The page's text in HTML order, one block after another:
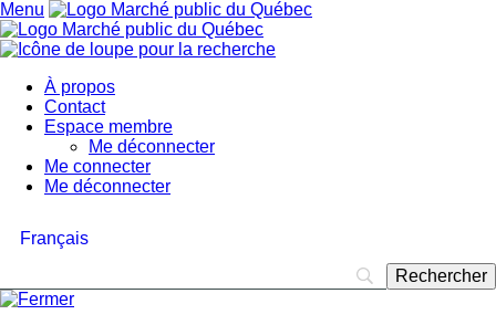
Menu
À propos
Contact
Espace membre
Me déconnecter
Me connecter
Me déconnecter
Français